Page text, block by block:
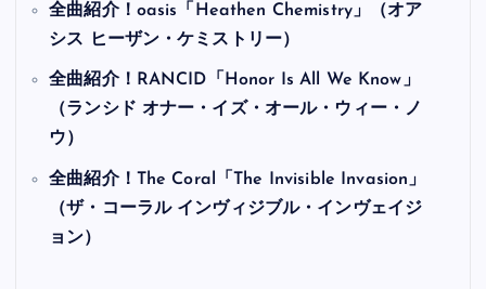
全曲紹介！oasis「Heathen Chemistry」（オア
シス ヒーザン・ケミストリー）
全曲紹介！RANCID「Honor Is All We Know」
（ランシド オナー・イズ・オール・ウィー・ノ
ウ）
全曲紹介！The Coral「The Invisible Invasion」
（ザ・コーラル インヴィジブル・インヴェイジ
ョン）